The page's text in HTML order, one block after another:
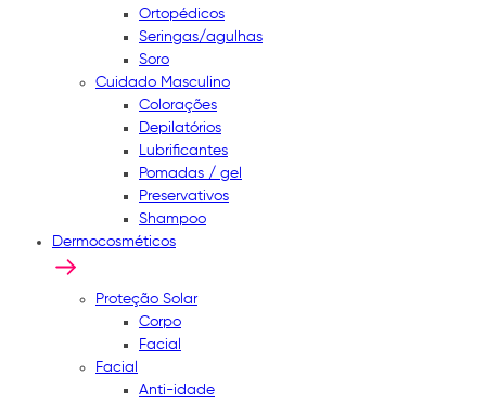
Ortopédicos
Seringas/agulhas
Soro
Cuidado Masculino
Colorações
Depilatórios
Lubrificantes
Pomadas / gel
Preservativos
Shampoo
Dermocosméticos
Proteção Solar
Corpo
Facial
Facial
Anti-idade